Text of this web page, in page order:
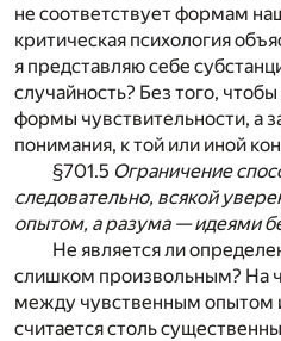
не соответствует формам
критическая психология
я представляю себе
случайность? Без того,
формы чувствительности, а
понимания, к той или иной
§701.5 Ограничение
следовательно, всякой
опытом, а разума — идеями
Не является ли
слишком произвольным? На
между чувственным опытом
считается столь